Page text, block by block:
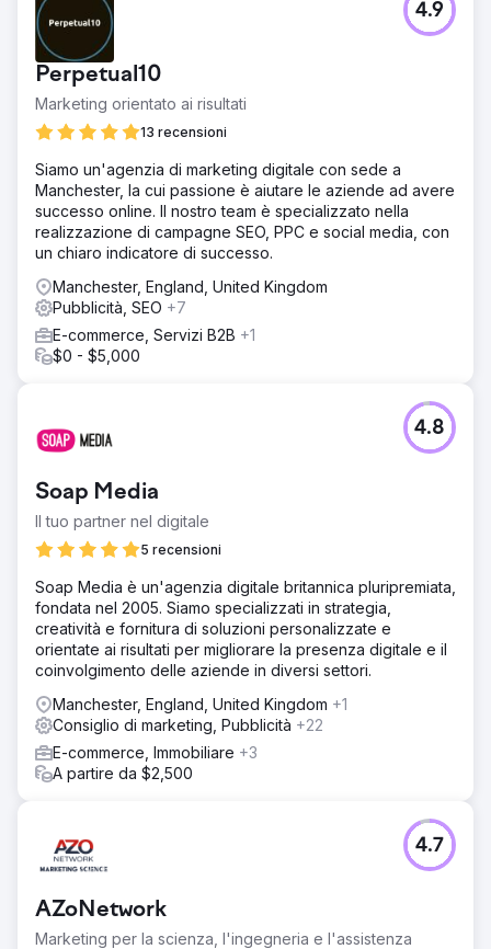
Perpetual10
Marketing orientato ai risultati
13 recensioni
4.9
Siamo un'agenzia di marketing digitale con sede a
Manchester, la cui passione è aiutare le aziende ad avere
successo online. Il nostro team è specializzato nella
realizzazione di campagne SEO, PPC e social media, con
un chiaro indicatore di successo.
Manchester, England, United Kingdom
Pubblicità, SEO +7
E-commerce, Servizi B2B +1
$0 - $5,000
Soap Media
Il tuo partner nel digitale
5 recensioni
4.8
Soap Media è un'agenzia digitale britannica pluripremiata,
fondata nel 2005. Siamo specializzati in strategia,
creatività e fornitura di soluzioni personalizzate e
orientate ai risultati per migliorare la presenza digitale e il
coinvolgimento delle aziende in diversi settori.
Manchester, England, United Kingdom +1
Consiglio di marketing, Pubblicità +22
E-commerce, Immobiliare +3
A partire da $2,500
AZoNetwork
Marketing per la scienza, l'ingegneria e l'assistenza
4.7